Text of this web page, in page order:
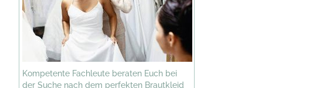
Kompetente Fachleute beraten Euch bei
der Suche nach dem perfekten Brautkleid